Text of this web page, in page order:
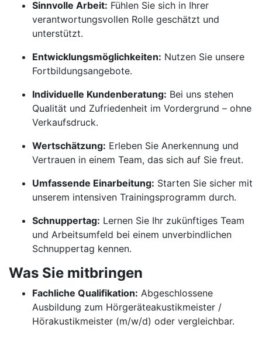
Sinnvolle Arbeit: Fühlen Sie sich in Ihrer
verantwortungsvollen Rolle geschätzt und
unterstützt.
Entwicklungsmöglichkeiten: Nutzen Sie unsere
Fortbildungsangebote.
Individuelle Kundenberatung: Bei uns stehen
Qualität und Zufriedenheit im Vordergrund – ohne
Verkaufsdruck.
Wertschätzung: Erleben Sie Anerkennung und
Vertrauen in einem Team, das sich auf Sie freut.
Umfassende Einarbeitung: Starten Sie sicher mit
unserem intensiven Trainingsprogramm durch.
Schnuppertag: Lernen Sie Ihr zukünftiges Team
und Arbeitsumfeld bei einem unverbindlichen
Schnuppertag kennen.
Was Sie mitbringen
Fachliche Qualifikation: Abgeschlossene
Ausbildung zum Hörgeräteakustikmeister /
Hörakustikmeister (m/w/d) oder vergleichbar.